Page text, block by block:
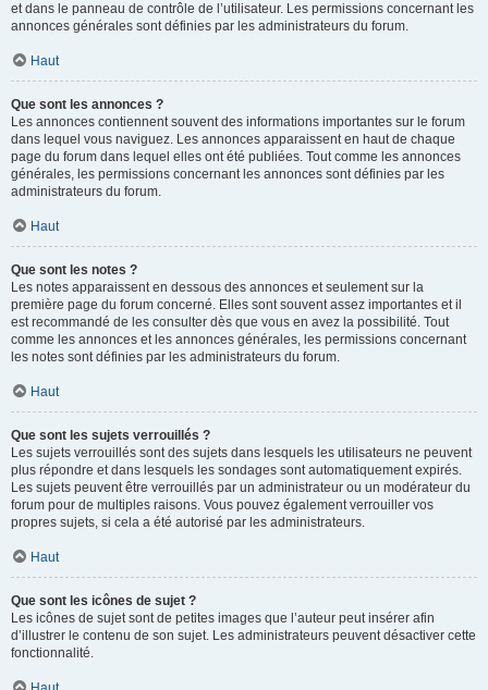
et dans le panneau de contrôle de l’utilisateur. Les permissions concernant les
annonces générales sont définies par les administrateurs du forum.
Haut
Que sont les annonces ?
Les annonces contiennent souvent des informations importantes sur le forum
dans lequel vous naviguez. Les annonces apparaissent en haut de chaque
page du forum dans lequel elles ont été publiées. Tout comme les annonces
générales, les permissions concernant les annonces sont définies par les
administrateurs du forum.
Haut
Que sont les notes ?
Les notes apparaissent en dessous des annonces et seulement sur la
première page du forum concerné. Elles sont souvent assez importantes et il
est recommandé de les consulter dès que vous en avez la possibilité. Tout
comme les annonces et les annonces générales, les permissions concernant
les notes sont définies par les administrateurs du forum.
Haut
Que sont les sujets verrouillés ?
Les sujets verrouillés sont des sujets dans lesquels les utilisateurs ne peuvent
plus répondre et dans lesquels les sondages sont automatiquement expirés.
Les sujets peuvent être verrouillés par un administrateur ou un modérateur du
forum pour de multiples raisons. Vous pouvez également verrouiller vos
propres sujets, si cela a été autorisé par les administrateurs.
Haut
Que sont les icônes de sujet ?
Les icônes de sujet sont de petites images que l’auteur peut insérer afin
d’illustrer le contenu de son sujet. Les administrateurs peuvent désactiver cette
fonctionnalité.